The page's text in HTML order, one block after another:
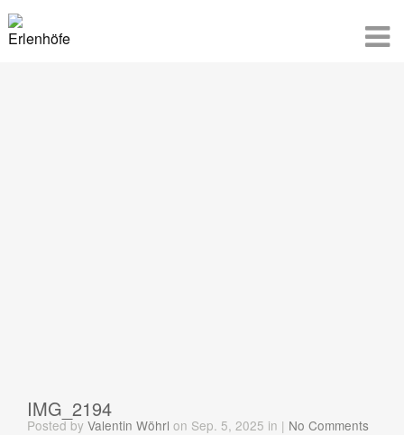
IMG_2194
Postedby Valentin Wöhrl on Sep. 5, 2025 in | No Comments